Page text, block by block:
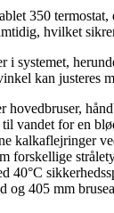
350
hvilket
i systemet,
kan justeres
hovedbruser,
vandet for en
kalkaflejringer
forskellige
40°C
og 405 mm